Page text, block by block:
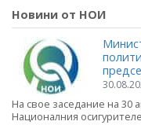
Новини от НОИ
На свое заседание на 30
Националния